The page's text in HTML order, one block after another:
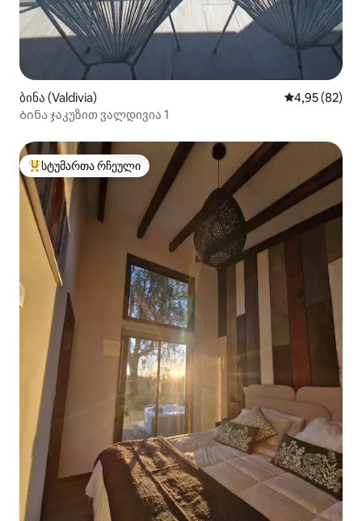
ბინა (Valdivia) საშუალო
4,95 (82)
Ბინა ჯაკუზით ვალდივია 1
სტუმართა რჩეული მოწინავე ვარიანტი
სტუმართა რჩეული